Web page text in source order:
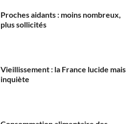
Proches aidants : moins nombreux,
plus sollicités
Vieillissement : la France lucide mais
inquiète